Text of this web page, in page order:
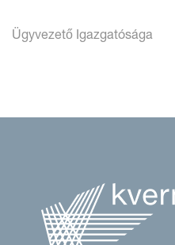
Ügyvezető Igazgatósága